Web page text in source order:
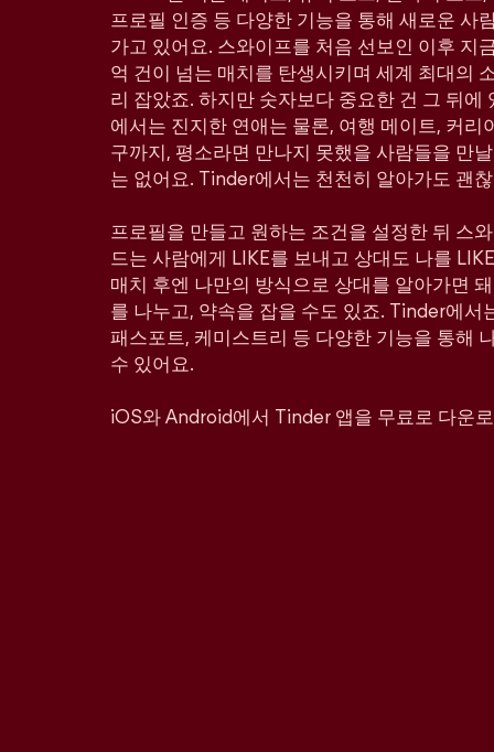
프로필 인증 등 다양한 기능을 통해 새로운 사
가고 있어요. 스와이프를 처음 선보인 이후 지
억 건이 넘는 매치를 탄생시키며 세계 최대의
리 잡았죠. 하지만 숫자보다 중요한 건 그 뒤
에서는 진지한 연애는 물론, 여행 메이트, 커리
구까지, 평소라면 만나지 못했을 사람들을 만
는 없어요. Tinder에서는 천천히 알아가도 괜
프로필을 만들고 원하는 조건을 설정한 뒤 스
드는 사람에게 LIKE를 보내고 상대도 나를
매치 후엔 나만의 방식으로 상대를 알아가면
를 나누고, 약속을 잡을 수도 있죠. Tinder에서
패스포트, 케미스트리 등 다양한 기능을 통해
수 있어요.
iOS와 Android에서 Tinder 앱을 무료로 다운